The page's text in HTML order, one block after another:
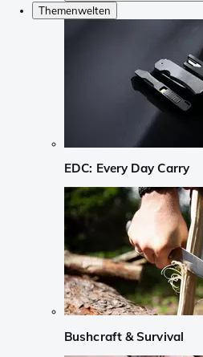
Themenwelten
EDC: Every Day Carry
Bushcraft & Survival